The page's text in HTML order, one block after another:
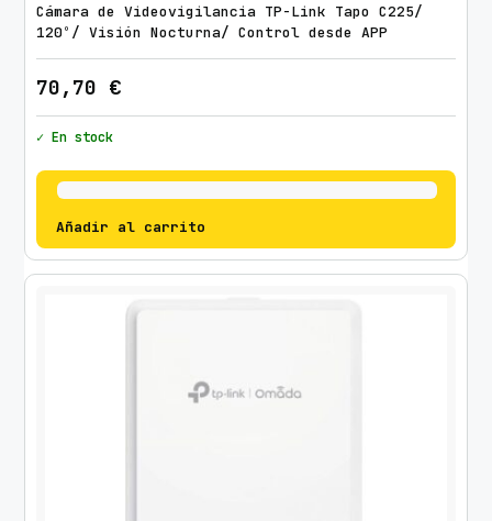
Cámara de Videovigilancia TP-Link Tapo C225/
120º/ Visión Nocturna/ Control desde APP
70,70 €
✓ En stock
Añadir al carrito